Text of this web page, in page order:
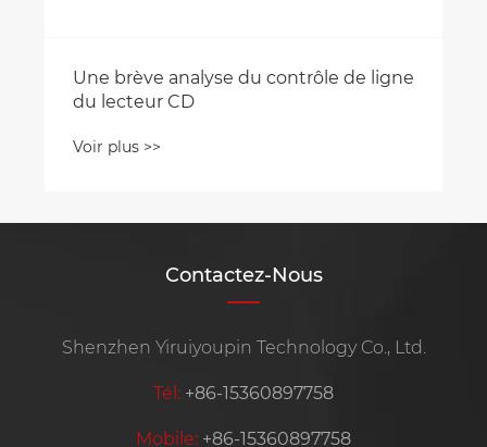
Une brève analyse du contrôle de ligne
du lecteur CD
Voir plus >>
Contactez-Nous
Shenzhen Yiruiyoupin Technology Co., Ltd.
Tél: +86-15360897758
Mobile: +86-15360897758